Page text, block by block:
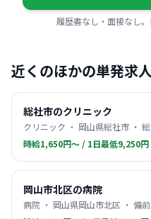
履歴書なし・面接なし
近くのほかの単発求
総社市のクリニック
クリニック ・ 岡山県総社市 ・
時給1,650円〜 / 1日最低9,250円
岡山市北区の病院
病院 ・ 岡山県岡山市北区 ・ 備